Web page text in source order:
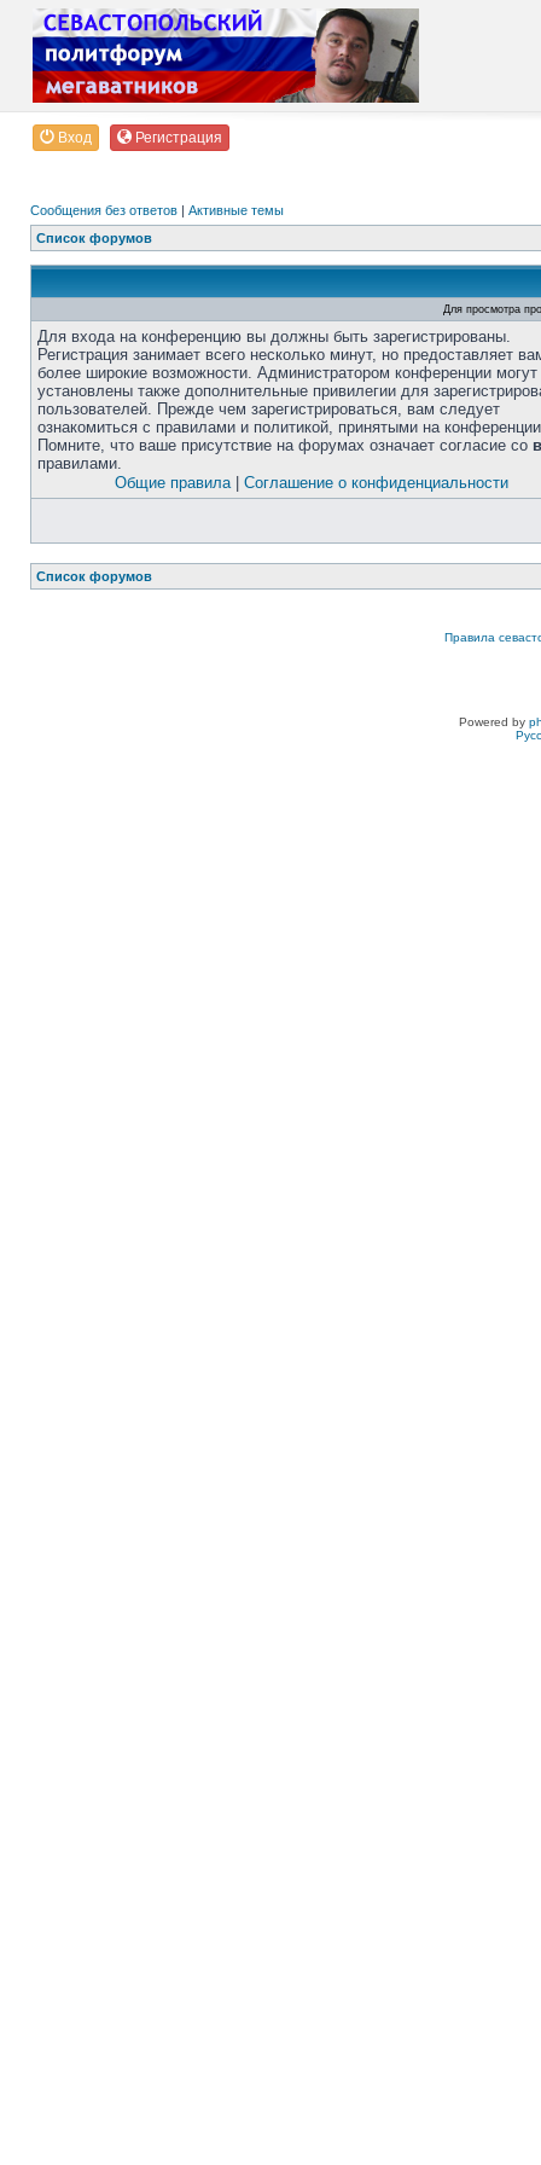
Вход Регистрация
Сообщения без ответов | Активные темы
Список форумов
Для просмотра
Для входа на конференцию вы должны быть зарегистрированы.
Регистрация занимает всего несколько минут, но предоставляет
более широкие возможности. Администратором конференции
установлены также дополнительные привилегии для
пользователей. Прежде чем зарегистрироваться, вам следует
ознакомиться с правилами и политикой, принятыми на
Помните, что ваше присутствие на форумах означает согласие со
правилами.
Общие правила| Соглашение о конфиденциальности
Список форумов
Правила
Powered by